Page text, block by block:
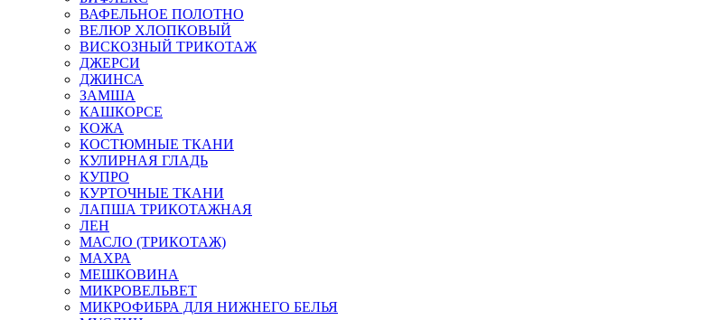
ВАФЕЛЬНОЕ ПОЛОТНО
ВЕЛЮР ХЛОПКОВЫЙ
ВИСКОЗНЫЙ ТРИКОТАЖ
ДЖЕРСИ
ДЖИНСА
ЗАМША
КАШКОРСЕ
КОЖА
КОСТЮМНЫЕ ТКАНИ
КУЛИРНАЯ ГЛАДЬ
КУПРО
КУРТОЧНЫЕ ТКАНИ
ЛАПША ТРИКОТАЖНАЯ
ЛЕН
МАСЛО (ТРИКОТАЖ)
МАХРА
МЕШКОВИНА
МИКРОВЕЛЬВЕТ
МИКРОФИБРА ДЛЯ НИЖНЕГО БЕЛЬЯ